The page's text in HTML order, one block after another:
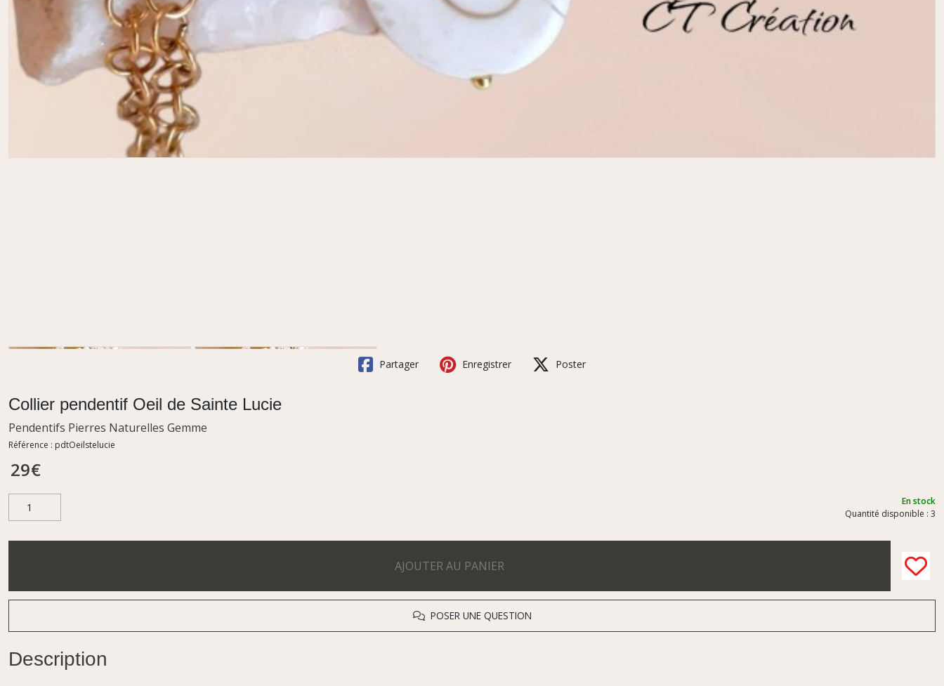
Partager Enregistrer Poster
Collier pendentif Oeil de Sainte Lucie
Pendentifs Pierres Naturelles Gemme
Référence : pdtOeilstelucie
29€
En stock
Quantité disponible : 3
AJOUTER AU PANIER
POSER UNE QUESTION
Description